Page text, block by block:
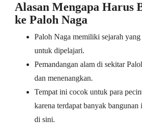
Alasan Mengapa Harus
ke Paloh Naga
Paloh Naga memiliki sejarah
untuk dipelajari.
Pemandangan alam di sekitar
dan menenangkan.
Tempat ini cocok untuk para
karena terdapat banyak bangunan
di sini.